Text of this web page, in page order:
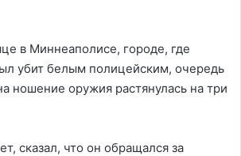
в Миннеаполисе, городе, где
убит белым полицейским, очередь
ношение оружия растянулась на три
сказал, что он обращался за